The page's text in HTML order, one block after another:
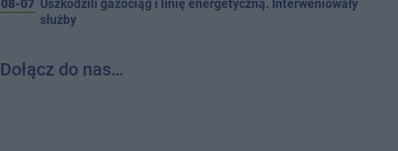
08-07 Uszkodzili gazociąg i linię energetyczną. Interweniowały
służby
Dołącz do nas…